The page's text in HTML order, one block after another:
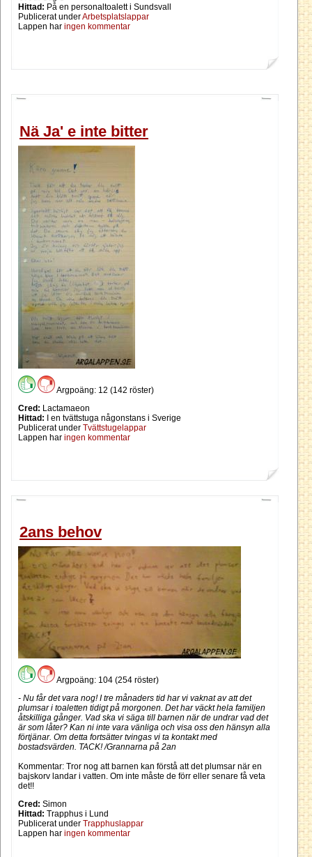
Hittad: På en personaltoalett i Sundsvall
Publicerat underArbetsplatslappar
Lappen har ingen kommentar
Nä Ja' e inte bitter
Argpoäng: 12 (142 röster)
Cred: Lactamaeon
Hittad: I en tvättstuga någonstans i Sverige
Publicerat under Tvättstugelappar
Lappen har ingen kommentar
2ans behov
Argpoäng: 104 (254 röster)
- Nu får det vara nog! I tre månaders tid har vi vaknat av att det
plumsar i toaletten tidigt på morgonen. Det har väckt hela familjen
åtskilliga gånger. Vad ska vi säga till barnen när de undrar vad det
är som låter? Kan ni inte vara vänliga och visa oss den hänsyn alla
förtjänar. Om detta fortsätter tvingas vi ta kontakt med
bostadsvärden. TACK! /Grannarna på 2an
Kommentar: Tror nog att barnen kan förstå att det plumsar när en
bajskorv landar i vatten. Om inte måste de förr eller senare få veta
det!!
Cred: Simon
Hittad: Trapphus i Lund
Publicerat under Trapphuslappar
Lappen har ingen kommentar